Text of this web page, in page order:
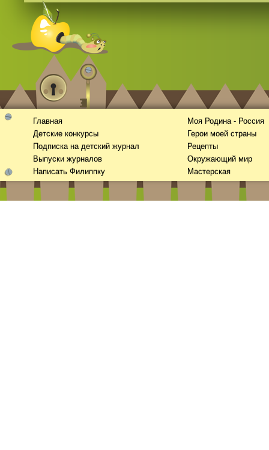
Главная
Детские конкурсы
Подписка на детский журнал
Выпуски журналов
Написать Филиппку
Моя Родина - Россия
Герои моей страны
Рецепты
Окружающий мир
Мастерская
скачать на телефон бесплатно